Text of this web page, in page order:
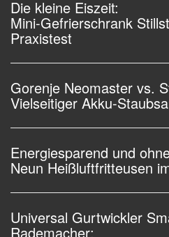
Die kleine Eiszeit:
Mini-Gefrierschrank
Praxistest
Gorenje Neomaster vs.
Vielseitiger Akku-
Energiesparend und
Neun Heißluftfritteusen
Universal Gurtwickler
Rademacher: